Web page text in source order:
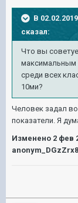
В
сказал:
Что вы
максимальным
среди всех
10ми?
Человек задал
показатели. Я
Изменено 2 фев